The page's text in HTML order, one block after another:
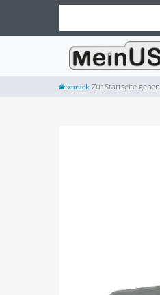
Zur Startseite gehen